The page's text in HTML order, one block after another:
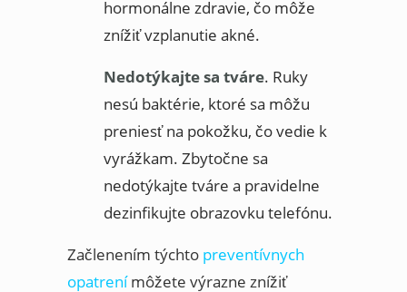
hormonálne zdravie, čo môže
znížiť vzplanutie akné.
Nedotýkajte sa tváre. Ruky
nesú baktérie, ktoré sa môžu
preniesť na pokožku, čo vedie k
vyrážkam. Zbytočne sa
nedotýkajte tváre a pravidelne
dezinfikujte obrazovku telefónu.
Začlenením týchto preventívnych
opatrenímôžete výrazne znížiť